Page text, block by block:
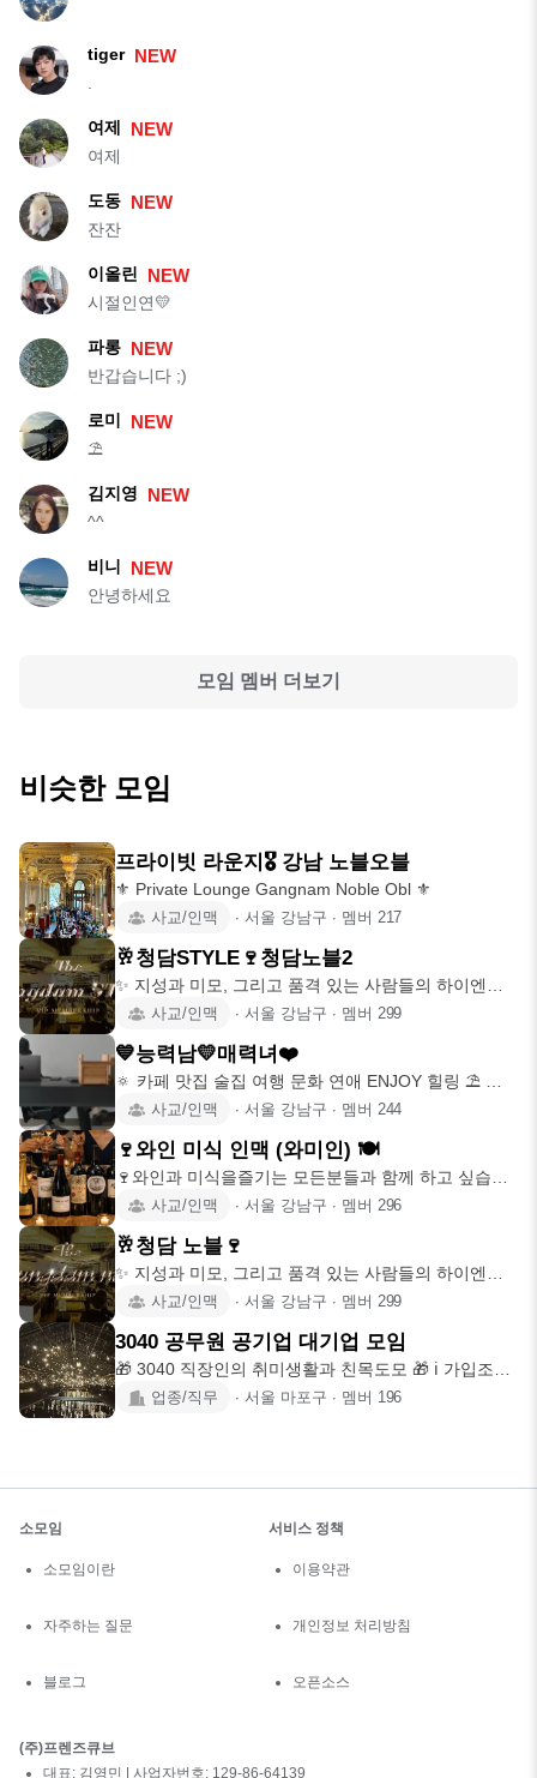
tiger NEW
여제 NEW
여제
도동 NEW
잔잔
이올린 NEW
시절인연💛
파롱 NEW
반갑습니다 ;)
로미 NEW
⛱️
김지영 NEW
^^
비니 NEW
안녕하세요
모임 멤버 더보기
비슷한 모임
프라이빗 라운지🎖️ 강남 노블오블
⚜️ Private Lounge Gangnam Noble Obl ⚜️
사교/인맥 ∙ 서울 강남구 ∙ 멤버 217
🥂청담STYLE🍷청담노블2
​✨ 지성과 미모, 그리고 품격 있는 사람들의 하이엔드
사교 공간 ✨ ​
사교/인맥 ∙ 서울 강남구 ∙ 멤버 299
💙능력남💛매력녀❤️
🔅 카페 맛집 술집 여행 문화 연애 ENJOY 힐링 ⛱ 🔅
(능)력있는
사교/인맥 ∙ 서울 강남구 ∙ 멤버 244
🍷와인 미식 인맥 (와미인) 🍽
🍷와인과 미식을즐기는 모든분들과 함께 하고 싶습니
다😘 와인 외의 주류(
사교/인맥 ∙ 서울 강남구 ∙ 멤버 296
🥂청담 노블🍷
​✨ 지성과 미모, 그리고 품격 있는 사람들의 하이엔드
사교 공간 ✨ ​
사교/인맥 ∙ 서울 강남구 ∙ 멤버 299
3040 공무원 공기업 대기업 모임
🎁 3040 직장인의 취미생활과 친목도모 🎁 ℹ️ 가입조건
ℹ️ 👦 남업종/직무 ∙ 서울 마포구 ∙ 멤버 196
소모임
소모임이란
자주하는 질문
블로그
서비스 정책
이용약관
개인정보 처리방침
오픈소스
(주)프렌즈큐브
대표: 김영민 | 사업자번호: 129-86-64139